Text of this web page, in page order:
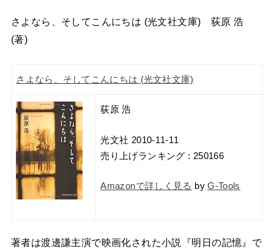
さよなら、そしてこんにちは (光文社文庫) 荻原 浩
(著)
さよなら、そしてこんにちは (光文社文庫)
荻原 浩
光文社 2010-11-11
売り上げランキング : 250166
Amazonで詳しく見る byG-Tools
著者は渡邊謙主演で映画化された小説『明日の記憶』で